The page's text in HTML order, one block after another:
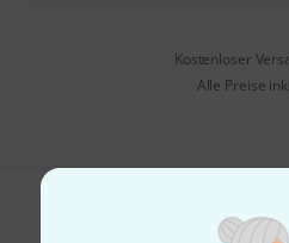
Kostenloser
Alle Preise
Gefällt Ihnen,